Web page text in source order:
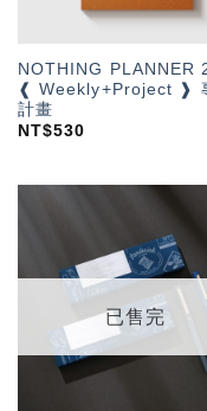
NOTHING PLANNER
❰ Weekly+Project ❱
計畫
NT$530
已售完